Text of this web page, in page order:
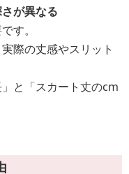
が異なる
す。
際の丈感やスリット
と「スカート丈のcm